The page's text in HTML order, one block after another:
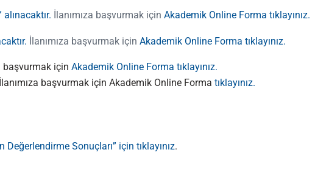
İlanımıza başvurmak için Akademik Online Forma tıklayınız.
İlanımıza başvurmak için Akademik Online Forma tıklayınız.
başvurmak için Akademik Online Forma tıklayınız.
İlanımıza başvurmak için Akademik Online Forma tıklayınız.
Değerlendirme Sonuçları” için tıklayınız.